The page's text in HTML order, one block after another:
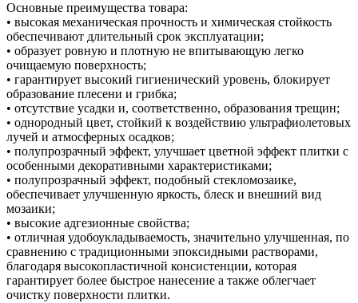
Основные преимущества товара:
• высокая механическая прочность и химическая стойкость
обеспечивают длительный срок эксплуатации;
• образует ровную и плотную не впитывающую легко
очищаемую поверхность;
• гарантирует высокий гигиенический уровень, блокирует
образование плесени и грибка;
• отсутствие усадки и, соответственно, образования трещин;
• однородный цвет, стойкий к воздействию ультрафиолетовых
лучей и атмосферных осадков;
• полупрозрачный эффект, улучшает цветной эффект плитки с
особенными декоративными характеристиками;
• полупрозрачный эффект, подобный стекломозаике,
обеспечивает улучшенную яркость, блеск и внешний вид
мозаики;
• высокие адгезионные свойства;
• отличная удобоукладываемость, значительно улучшенная, по
сравнению с традиционными эпоксидными растворами,
благодаря высокопластичной консистенции, которая
гарантирует более быстрое нанесение а также облегчает
очистку поверхности плитки.